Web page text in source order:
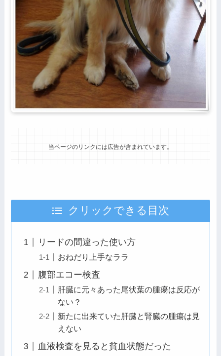
当ページのリンクには広告が含まれています。
クリックできる目次
リードの間違った使い方
おねだり上手なララ
腹部エコー検査
肝臓に元々あった尾状葉の腫瘍は反応が
ない？
新たに出来ていた肝臓と腎臓の腫瘍は見
えない
血液検査を見ると貧血状態だった